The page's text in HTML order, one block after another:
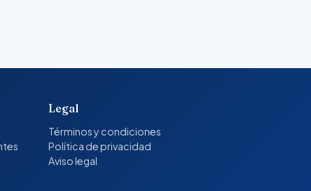
Legal
Términos y condiciones
Política de privacidad
Aviso legal